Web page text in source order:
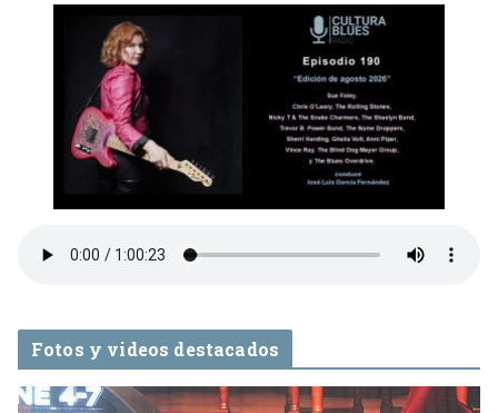
Fotos y videos destacados